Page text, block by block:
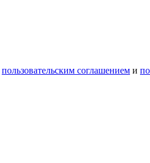
пользовательским соглашением и